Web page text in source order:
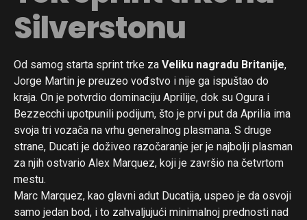
Silverstonu
Od samog starta sprint trke za Veliku nagradu Britanije,
Jorge Martin je preuzeo vođstvo i nije ga ispuštao do
kraja. On je potvrdio dominaciju Aprilije, dok su Ogura i
Bezzecchi upotpunili podijum, što je prvi put da Aprilia ima
svoja tri vozača na vrhu generalnog plasmana. S druge
strane, Ducati je doživeo razočaranje jer je najbolji plasman
za njih ostvario Alex Marquez, koji je završio na četvrtom
mestu.
Marc Marquez, kao glavni adut Ducatija, uspeo je da osvoji
samo jedan bod, i to zahvaljujući minimalnoj prednosti nad